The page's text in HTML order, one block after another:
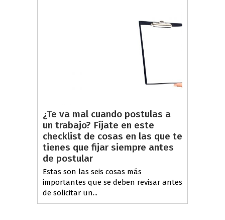
¿Te va mal cuando postulas a
un trabajo? Fíjate en este
checklist de cosas en las que te
tienes que fijar siempre antes
de postular
Estas son las seis cosas más
importantes que se deben revisar antes
de solicitar un...